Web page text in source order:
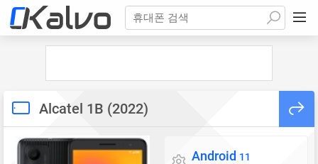
휴대폰 검색
Alcatel 1B (2022)
운영체제
Android 11